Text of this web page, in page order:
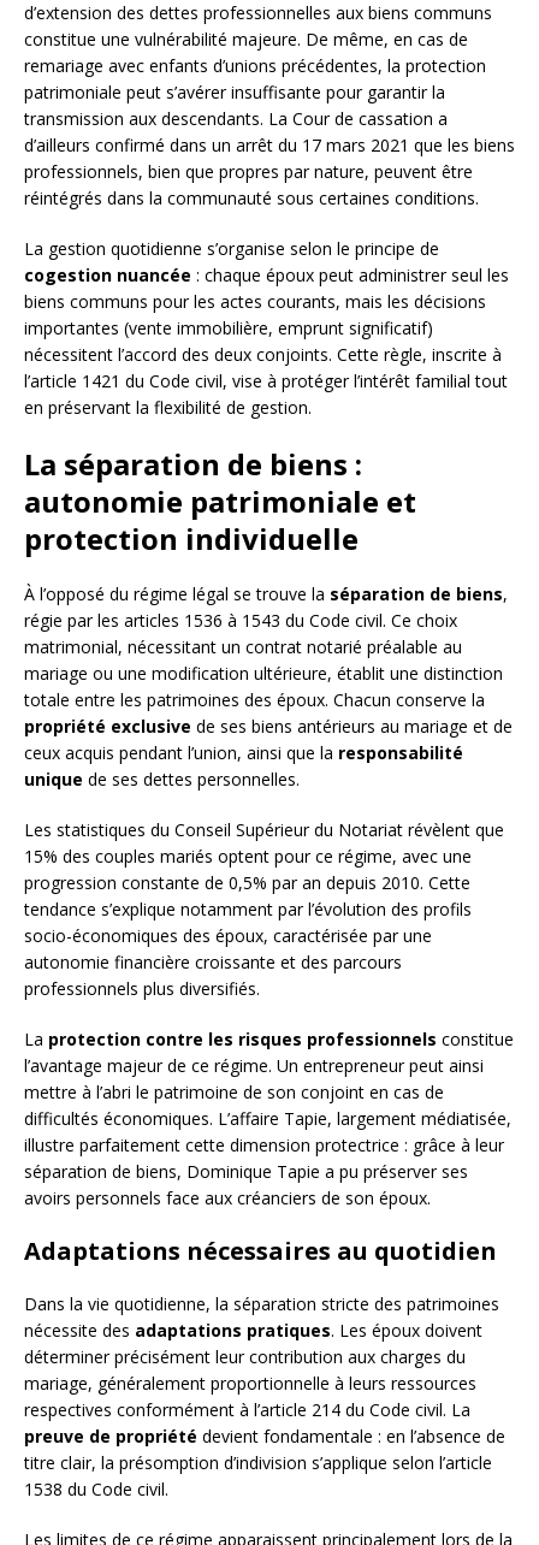
d’extension des dettes professionnelles aux biens communs
constitue une vulnérabilité majeure. De même, en cas de
remariage avec enfants d’unions précédentes, la protection
patrimoniale peut s’avérer insuffisante pour garantir la
transmission aux descendants. La Cour de cassation a
d’ailleurs confirmé dans un arrêt du 17 mars 2021 que les biens
professionnels, bien que propres par nature, peuvent être
réintégrés dans la communauté sous certaines conditions.
La gestion quotidienne s’organise selon le principe de
cogestion nuancée : chaque époux peut administrer seul les
biens communs pour les actes courants, mais les décisions
importantes (vente immobilière, emprunt significatif)
nécessitent l’accord des deux conjoints. Cette règle, inscrite à
l’article 1421 du Code civil, vise à protéger l’intérêt familial tout
en préservant la flexibilité de gestion.
La séparation de biens :
autonomie patrimoniale et
protection individuelle
À l’opposé du régime légal se trouve la séparation de biens,
régie par les articles 1536 à 1543 du Code civil. Ce choix
matrimonial, nécessitant un contrat notarié préalable au
mariage ou une modification ultérieure, établit une distinction
totale entre les patrimoines des époux. Chacun conserve la
propriété exclusive de ses biens antérieurs au mariage et de
ceux acquis pendant l’union, ainsi que la responsabilité
unique de ses dettes personnelles.
Les statistiques du Conseil Supérieur du Notariat révèlent que
15% des couples mariés optent pour ce régime, avec une
progression constante de 0,5% par an depuis 2010. Cette
tendance s’explique notamment par l’évolution des profils
socio-économiques des époux, caractérisée par une
autonomie financière croissante et des parcours
professionnels plus diversifiés.
La protection contre les risques professionnels constitue
l’avantage majeur de ce régime. Un entrepreneur peut ainsi
mettre à l’abri le patrimoine de son conjoint en cas de
difficultés économiques. L’affaire Tapie, largement médiatisée,
illustre parfaitement cette dimension protectrice : grâce à leur
séparation de biens, Dominique Tapie a pu préserver ses
avoirs personnels face aux créanciers de son époux.
Adaptations nécessaires au quotidien
Dans la vie quotidienne, la séparation stricte des patrimoines
nécessite des adaptations pratiques. Les époux doivent
déterminer précisément leur contribution aux charges du
mariage, généralement proportionnelle à leurs ressources
respectives conformément à l’article 214 du Code civil. La
preuve de propriété devient fondamentale : en l’absence de
titre clair, la présomption d’indivision s’applique selon l’article
1538 du Code civil.
Les limites de ce régime apparaissent principalement lors de la